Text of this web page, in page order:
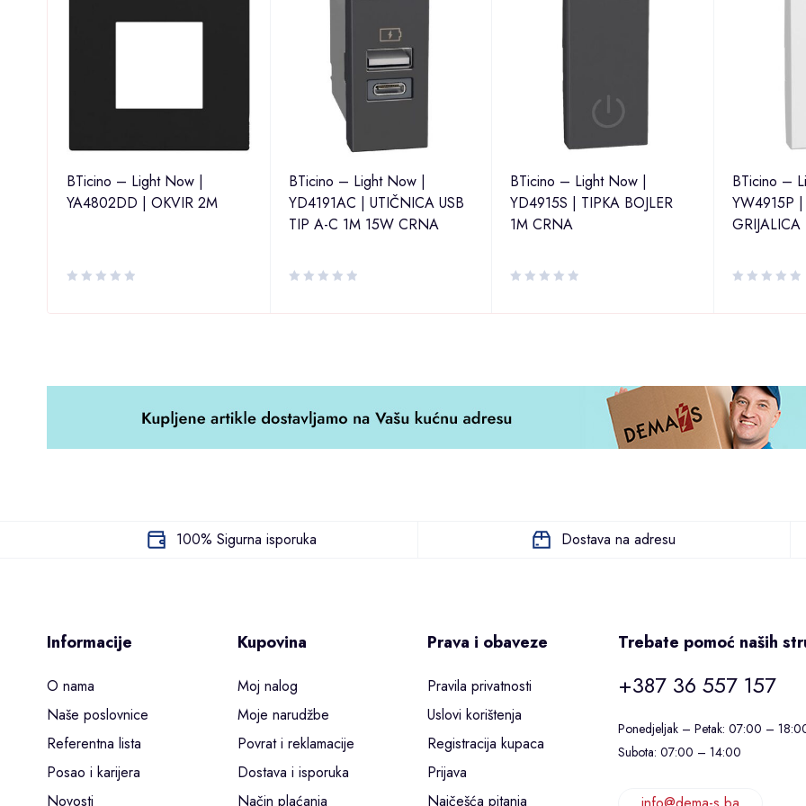
BTicino – Light Now |
YA4802DD | OKVIR 2M
BTicino – Light Now |
YD4191AC | UTIČNICA USB
TIP A-C 1M 15W CRNA
BTicino – Light Now |
YD4915S | TIPKA BOJLER
1M CRNA
BTicino –
YW4915P
GRIJALICA
100% Sigurna isporuka Dostava na adresu
Informacije
O nama
Naše poslovnice
Referentna lista
Posao i karijera
Novosti
Kupovina
Moj nalog
Moje narudžbe
Povrat i reklamacije
Dostava i isporuka
Način plaćanja
Prava i obaveze
Pravila privatnosti
Uslovi korištenja
Registracija kupaca
Prijava
Najčešća pitanja
Trebate pomoć naših
+387 36 557 157
Ponedjeljak – Petak: 07:00 –
Subota: 07:00 – 14:00